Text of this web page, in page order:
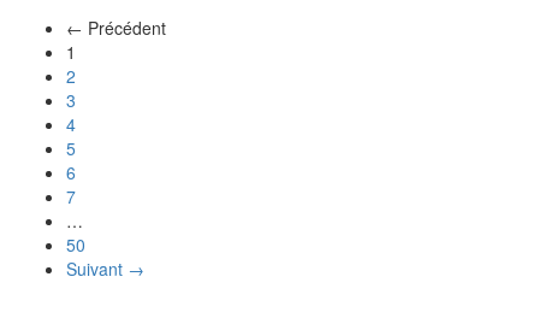
← Précédent
1
2
3
4
5
6
7
…
50
Suivant →